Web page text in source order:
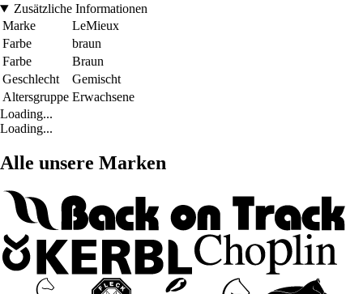
Zusätzliche Informationen
Marke
LeMieux
Farbe
braun
Farbe
Braun
Geschlecht
Gemischt
Altersgruppe Erwachsene
Loading...
Loading...
Alle unsere Marken